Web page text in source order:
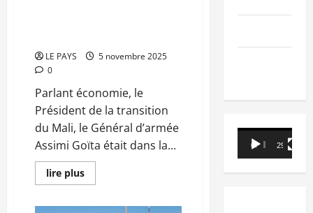
LE PAYS
5 novembre 2025
0
Parlant économie, le
Président de la transition
du Mali, le Général d’armée
Assimi Goïta était dans la...
lire plusEn
savoir
Lecteur
vidéo
00:00 29:21